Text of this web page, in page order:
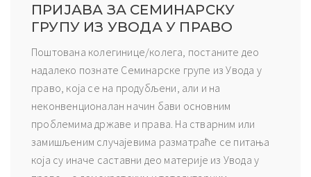
ПРИЈАВА ЗА СЕМИНАРСКУ
ГРУПУ ИЗ УВОДА У ПРАВО
Поштована колегинице/колега, постаните део
надалеко познате Семинарске групе из Увода у
право, која се на продубљени, али и на
неконвенционалан начин бави основним
проблемима државе и права. На стварним или
замишљеним случајевима разматраће се питања
која су иначе саставни део материје из Увода у